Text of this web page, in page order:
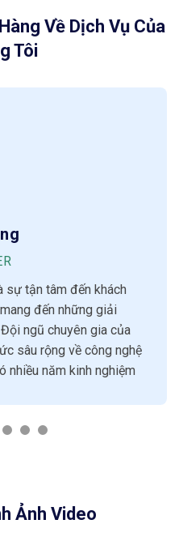
Về Dịch Vụ Của
Tôi
sự tận tâm đến khách
đến những giải
ngũ chuyên gia của
sâu rộng về công nghệ
nhiều năm kinh nghiệm
Ảnh Video